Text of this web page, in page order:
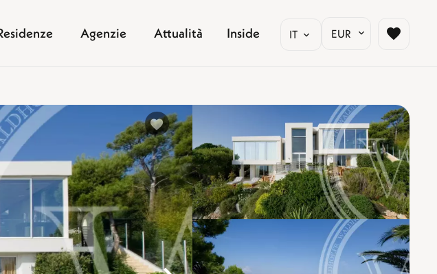
Agenzie Attualità Inside IT EUR